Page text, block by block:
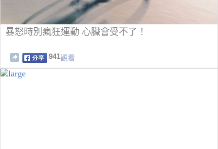
暴怒時別瘋狂運動 心臟會受不了！
941觀看